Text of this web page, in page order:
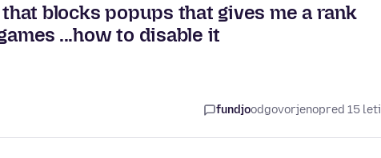
blocks popups that gives me a rank
...how to disable it
fundjoodgovorjenopred 15 leti